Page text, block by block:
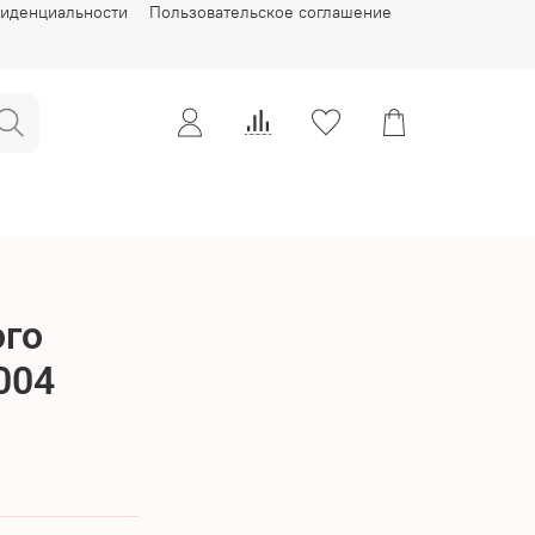
Пользовательское соглашение